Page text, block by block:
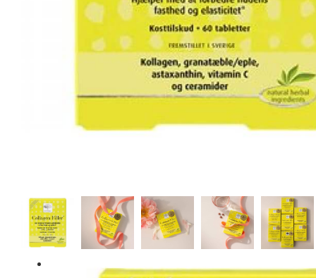
New Nordic Natural Magic Anti Ageing Cream 50 ml. - 2 for
399,-
330,00 kr.
Læg i kurv